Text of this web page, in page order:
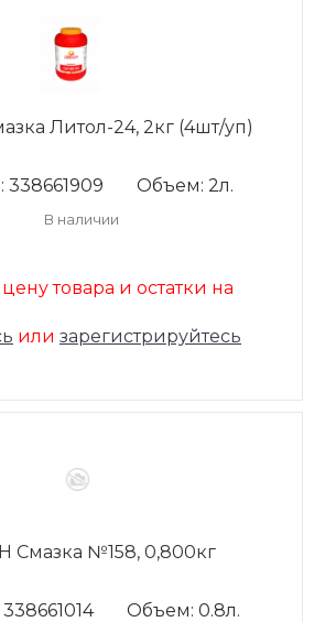
Литол-24, 2кг (4шт/уп)
338661909 Объем: 2л.
В наличии
товара и остатки на
или зарегистрируйтесь
Смазка №158, 0,800кг
Объем: 0.8л.